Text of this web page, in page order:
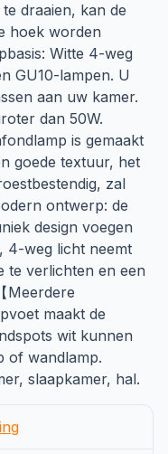
draaien, kan de
hoek worden
Witte 4-weg
GU10-lampen. U
aan uw kamer.
dan 50W.
is gemaakt
goede textuur, het
zal
ontwerp: de
design voegen
4-weg licht neemt
te verlichten en een
Meerdere
maakt de
wit kunnen
of wandlamp.
slaapkamer, hal.